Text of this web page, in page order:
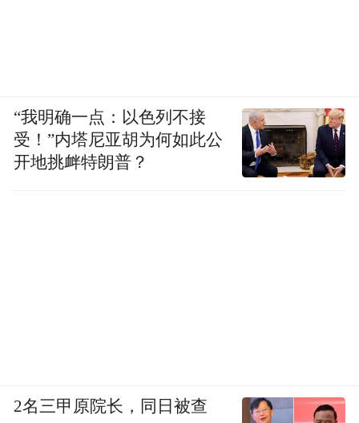
“我明确一点：以色列不接
受！”内塔尼亚胡为何如此公
开地挑衅特朗普？
2名三甲原院长，同日被查